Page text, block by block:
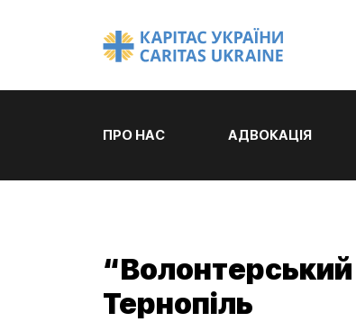
ПРО НАС АДВОКАЦІЯ
“Волонтерський
Тернопіль